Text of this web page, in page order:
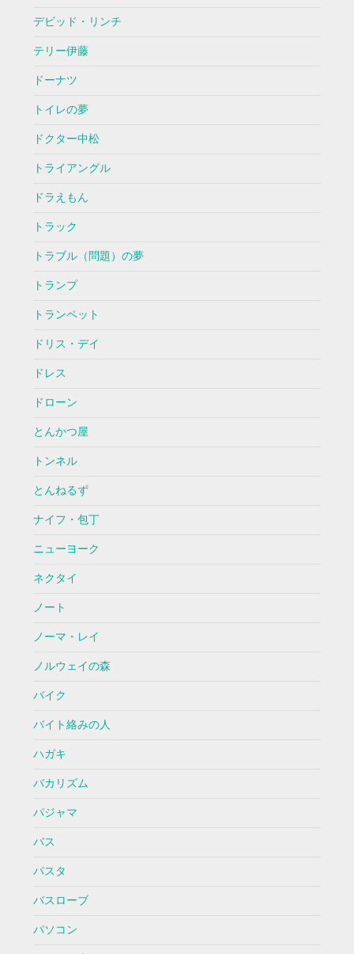
デビッド・リンチ
テリー伊藤
ドーナツ
トイレの夢
ドクター中松
トライアングル
ドラえもん
トラック
トラブル（問題）の夢
トランプ
トランペット
ドリス・デイ
ドレス
ドローン
とんかつ屋
トンネル
とんねるず
ナイフ・包丁
ニューヨーク
ネクタイ
ノート
ノーマ・レイ
ノルウェイの森
バイク
バイト絡みの人
ハガキ
バカリズム
パジャマ
バス
パスタ
バスローブ
パソコン